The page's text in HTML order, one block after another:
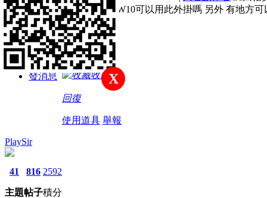
積分
5
發消息
如 標題 請問W10可以用此外掛嗎 另外 有地方
收藏
回復
使用道具 舉報
PlaySir
41
主題
816
帖子
2592
積分
X